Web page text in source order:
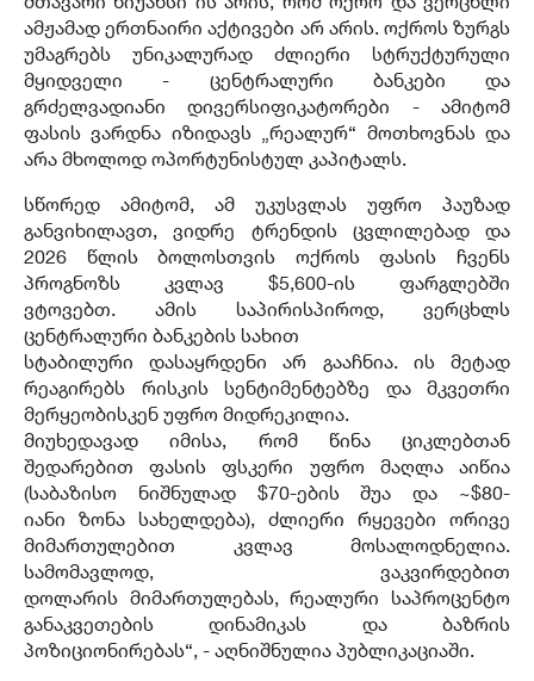
ამჟამად ერთნაირი აქტივები არ არის. ოქროს ზურგს
უმაგრებს უნიკალურად ძლიერი სტრუქტურული
მყიდველი - ცენტრალური ბანკები და
გრძელვადიანი დივერსიფიკატორები - ამიტომ
ფასის ვარდნა იზიდავს „რეალურ“ მოთხოვნას და
არა მხოლოდ ოპორტუნისტულ კაპიტალს.
სწორედ ამიტომ, ამ უკუსვლას უფრო პაუზად
განვიხილავთ, ვიდრე ტრენდის ცვლილებად და
2026 წლის ბოლოსთვის ოქროს ფასის ჩვენს
პროგნოზს კვლავ $5,600-ის ფარგლებში
ვტოვებთ. ამის საპირისპიროდ, ვერცხლს
ცენტრალური ბანკების სახით
სტაბილური დასაყრდენი არ გააჩნია. ის მეტად
რეაგირებს რისკის სენტიმენტებზე და მკვეთრი
მერყეობისკენ უფრო მიდრეკილია.
მიუხედავად იმისა, რომ წინა ციკლებთან
შედარებით ფასის ფსკერი უფრო მაღლა აიწია
(საბაზისო ნიშნულად $70-ების შუა და ~$80-
იანი ზონა სახელდება), ძლიერი რყევები ორივე
მიმართულებით კვლავ მოსალოდნელია.
სამომავლოდ, ვაკვირდებით
დოლარის მიმართულებას, რეალური საპროცენტო
განაკვეთების დინამიკას და ბაზრის
პოზიციონირებას“, - აღნიშნულია პუბლიკაციაში.